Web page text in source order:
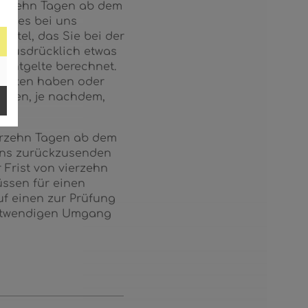
Tagen ab dem
bei uns
das Sie bei der
ausdrücklich etwas
Entgelte berechnet.
haben oder
je nachdem,
Tagen ab dem
zurückzusenden
Frist von vierzehn
für einen
einen zur Prüfung
Umgang